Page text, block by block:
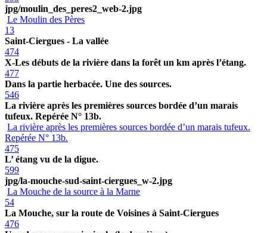
jpg/moulin_des_peres2_web-2.jpg
Le Moulin des Pères
13
Saint-Ciergues - La vallée
474
X-Les débuts de la rivière dans la forêt un km après l’étang.
477
Dans la partie herbacée. Une des sources.
546
La rivière après les premières sources bordée d’un marais
tufeux. Repérée N° 13b.
La rivière après les premières sources bordée d’un marais tufeux.
Repérée N° 13b.
475
L’ étang vu de la digue.
599
jpg/la-mouche-sud-saint-ciergues_w-2.jpg
La Mouche de la source à la Marne
54
La Mouche, sur la route de Voisines à Saint-Ciergues
476